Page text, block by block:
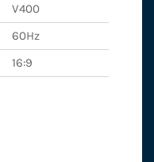
V400
60Hz
16:9